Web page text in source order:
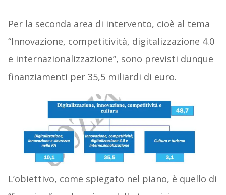
Per la seconda area di intervento, cioè al tema
“Innovazione, competitività, digitalizzazione 4.0
e internazionalizzazione”, sono previsti dunque
finanziamenti per 35,5 miliardi di euro.
L’obiettivo, come spiegato nel piano, è quello di